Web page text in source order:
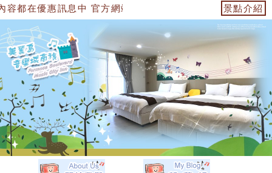
容都在優惠訊息中 官方網站：https:// 景點介紹